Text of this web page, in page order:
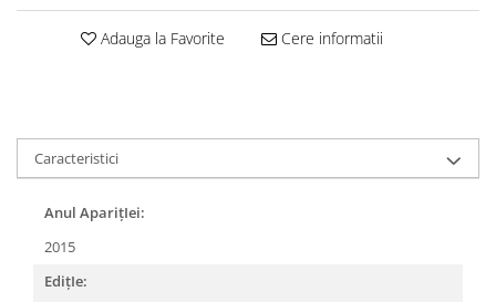
Adauga la Favorite Cere informatii
Caracteristici
Anul AparițIei:
2015
EdițIe: